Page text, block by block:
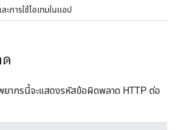
การใช้ไอเทมในแอป
ยากรนี้จะแสดงรหัสข้อผิดพลาด HTTP ต่อ